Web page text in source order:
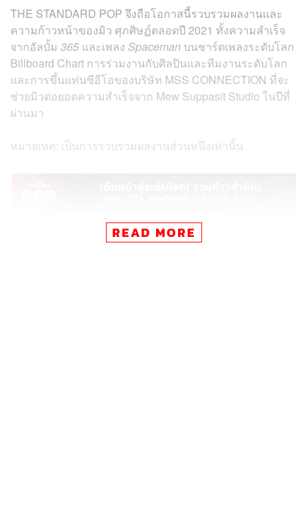
THE STANDARD POP จึงถือโอกาสนี้รวบรวมผลงานและ
ความก้าวหน้าของมิว ศุภศิษฏ์ตลอดปี 2021 ทั้งความสำเร็จ
จากอัลบั้ม 365 และเพลง Spaceman บนชาร์ตเพลงระดับโลก
Billboard Chart การร่วมงานกับศิลปินและทีมงานระดับโลก
และการขึ้นแท่นซีอีโอของบริษัท MSS CONNECTION ที่จะ
ช่วยมิวต่อยอดความสำเร็จจาก Mew Suppasit Studio ในปีที่
ผ่านมา
หมายเหตุ: เป็นการรวบรวมผลงานส่วนหนึ่งเท่านั้น
READ MORE